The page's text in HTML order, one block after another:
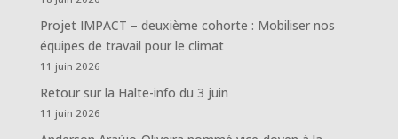
Projet IMPACT – deuxième cohorte : Mobiliser nos
équipes de travail pour le climat
11 juin 2026
Retour sur la Halte-info du 3 juin
11 juin 2026